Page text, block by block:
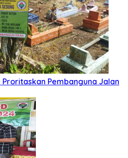
Proritaskan Pembanguna Jalan